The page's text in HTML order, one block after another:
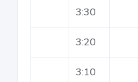
3:30
3:20
3:10